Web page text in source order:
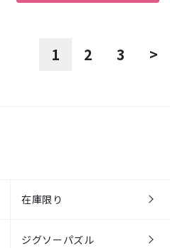
1 2 3 >
在庫限り
ジグソーパズル